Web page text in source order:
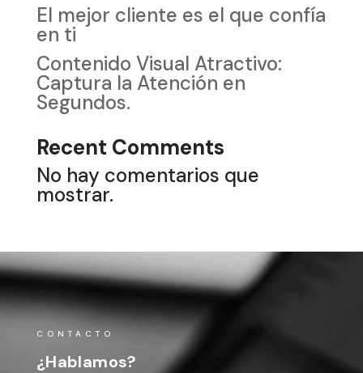
El mejor cliente es el que confía
en ti
Contenido Visual Atractivo:
Captura la Atención en
Segundos.
Recent Comments
No hay comentarios que
mostrar.
CONTACTO
¿Hablamos?